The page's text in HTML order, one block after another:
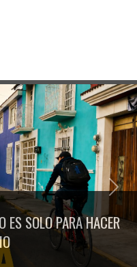
ES SOLO PARA HACER
Next